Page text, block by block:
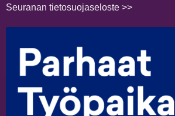
Seuranan tietosuojaseloste >>